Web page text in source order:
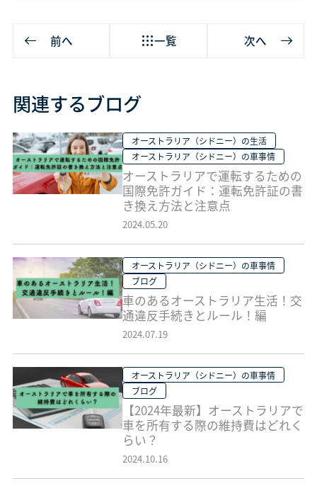
前へ 一覧 次へ
関連するブログ
オーストラリア（シドニー）の生活
オーストラリア（シドニー）の車事情
オーストラリアで運転するための
国際免許ガイド：運転免許証の書
き換え方法と注意点
2024.05.20
オーストラリア（シドニー）の車事情
ブログ
車のあるオーストラリア生活！交
通違反手続きとルール！編
2024.07.19
オーストラリア（シドニー）の車事情
ブログ
【2024年最新】オーストラリアで
車を所有する際の維持費はどれく
らい？
2024.10.16